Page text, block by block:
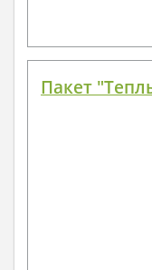
Пакет